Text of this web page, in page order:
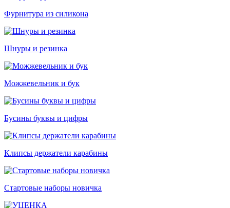
Фурнитура из силикона
Шнуры и резинка
Можжевельник и бук
Бусины буквы и цифры
Клипсы держатели карабины
Стартовые наборы новичка